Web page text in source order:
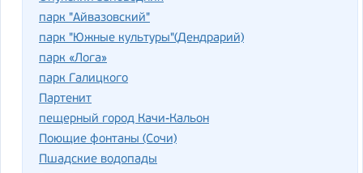
парк "Айвазовский"
парк "Южные культуры"(Дендрарий)
парк «Лога»
парк Галицкого
Партенит
пещерный город Качи-Кальон
Поющие фонтаны (Сочи)
Пшадские водопады